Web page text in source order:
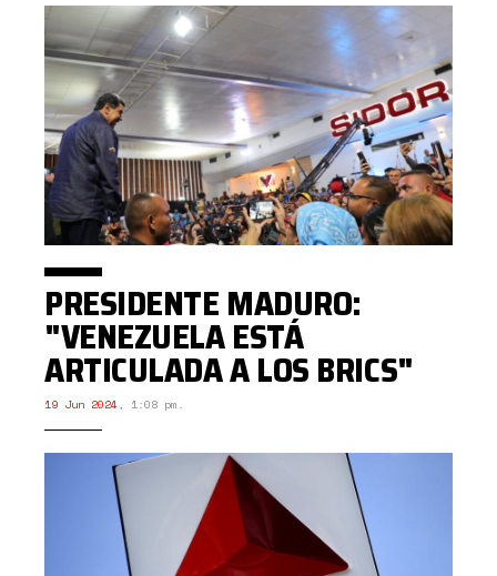
PRESIDENTE MADURO:
"VENEZUELA ESTÁ
ARTICULADA A LOS BRICS"
19 Jun 2024 , 1:08 pm.